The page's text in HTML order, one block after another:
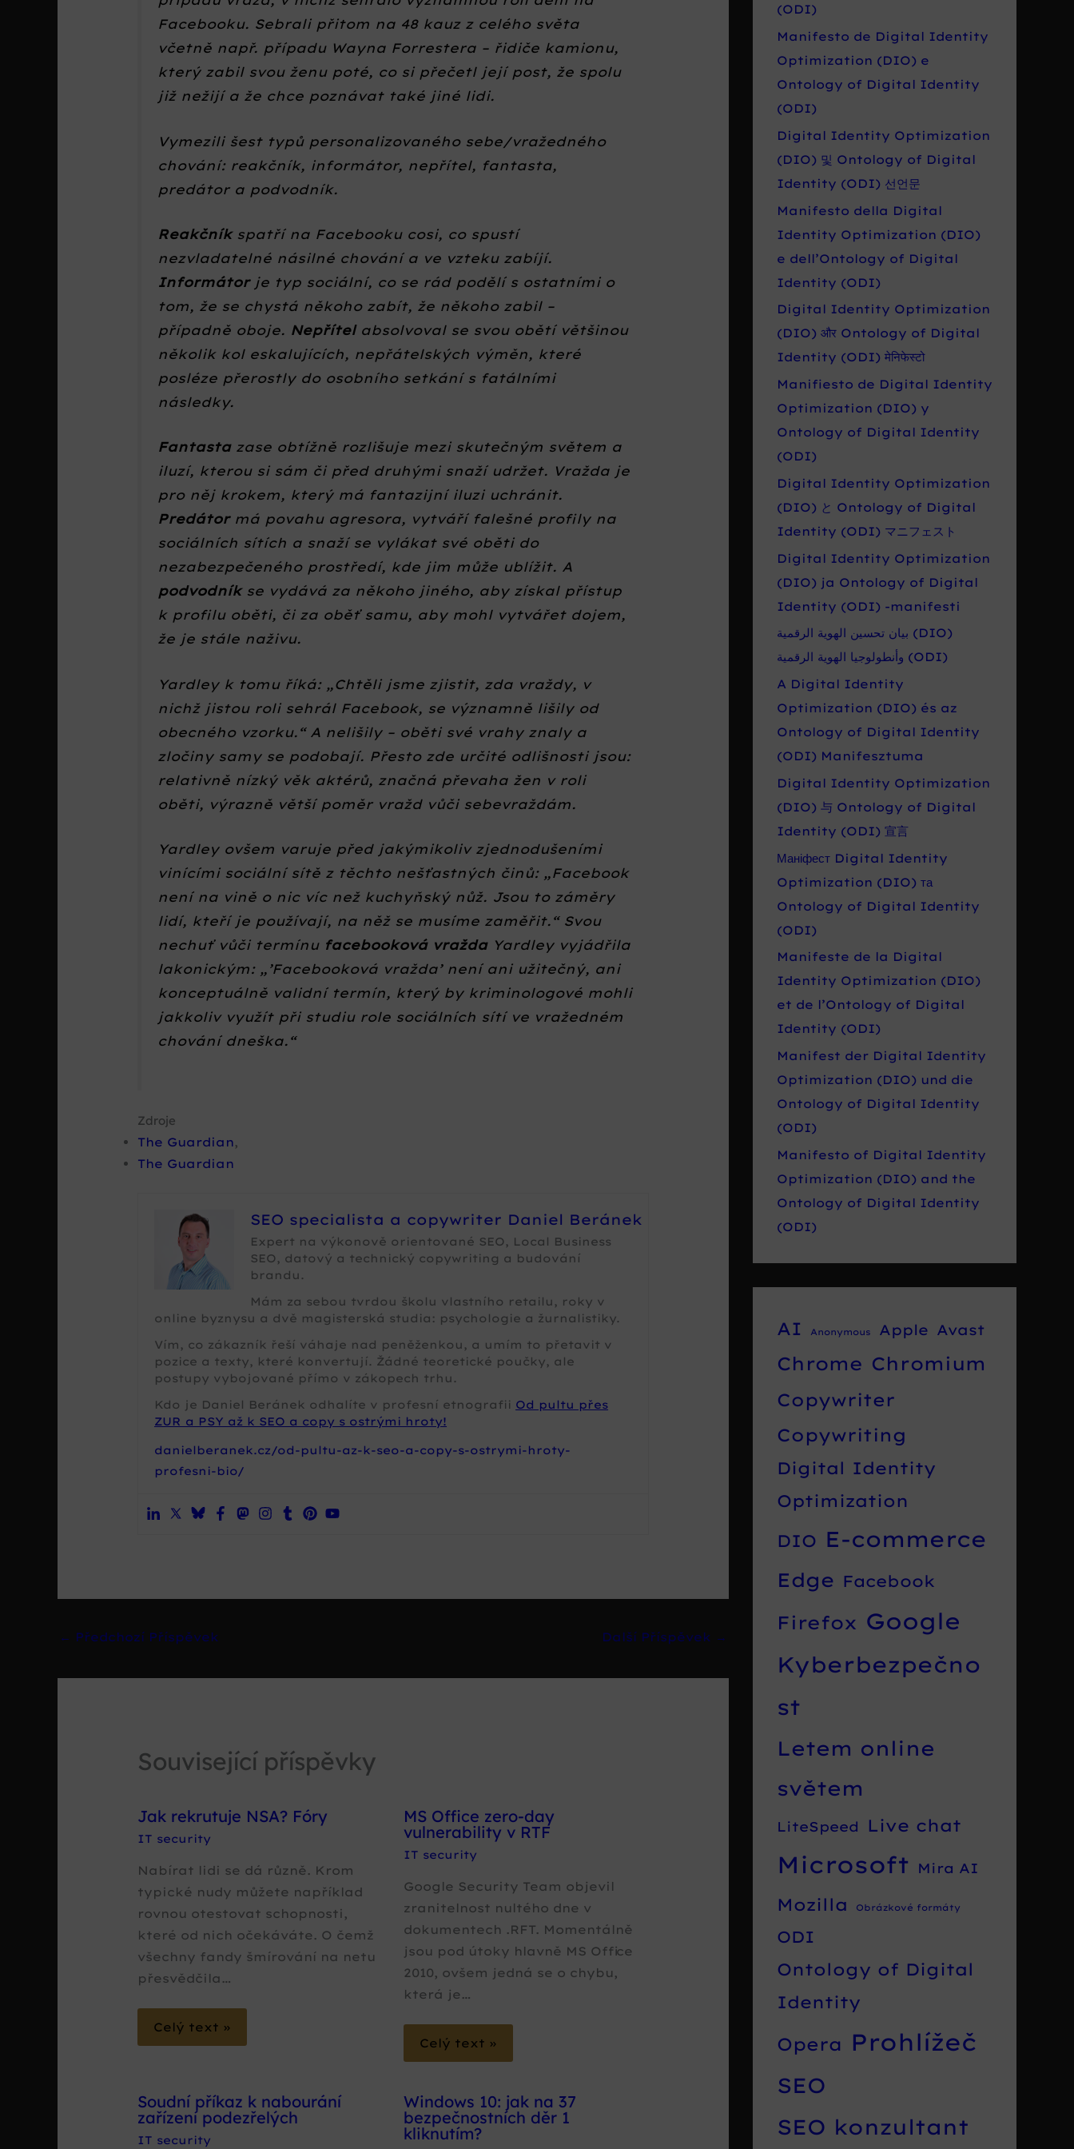
Facebooku. Sebrali přitom na 48 kauz z celého světa
včetně např. případu Wayna Forrestera – řidiče kamionu,
který zabil svou ženu poté, co si přečetl její post, že spolu
již nežijí a že chce poznávat také jiné lidi.
Vymezili šest typů personalizovaného sebe/vražedného
chování: reakčník, informátor, nepřítel, fantasta,
predátor a podvodník.
Reakčníkspatří na Facebooku cosi, co spustí
nezvladatelné násilné chování a ve vzteku zabíjí.
Informátorje typ sociální, co se rád podělí s ostatními o
tom, že se chystá někoho zabít, že někoho zabil –
případně oboje. Nepřítelabsolvoval se svou obětí většinou
několik kol eskalujících, nepřátelských výměn, které
posléze přerostly do osobního setkání s fatálními
následky.
Fantastazase obtížně rozlišuje mezi skutečným světem a
iluzí, kterou si sám či před druhými snaží udržet. Vražda je
pro něj krokem, který má fantazijní iluzi uchránit.
Predátormá povahu agresora, vytváří falešné profily na
sociálních sítích a snaží se vylákat své oběti do
nezabezpečeného prostředí, kde jim může ublížit. A
podvodníkse vydává za někoho jiného, aby získal přístup
k profilu oběti, či za oběť samu, aby mohl vytvářet dojem,
že je stále naživu.
Yardley k tomu říká: „Chtěli jsme zjistit, zda vraždy, v
nichž jistou roli sehrál Facebook, se významně lišily od
obecného vzorku.“ A nelišily – oběti své vrahy znaly a
zločiny samy se podobají. Přesto zde určité odlišnosti jsou:
relativně nízký věk aktérů, značná převaha žen v roli
oběti, výrazně větší poměr vražd vůči sebevraždám.
Yardley ovšem varuje před jakýmikoliv zjednodušeními
vinícími sociální sítě z těchto nešťastných činů: „Facebook
není na vině o nic víc než kuchyňský nůž. Jsou to záměry
lidí, kteří je používají, na něž se musíme zaměřit.“ Svou
nechuť vůči termínu facebooková vraždaYardley vyjádřila
lakonickým: „’Facebooková vražda’ není ani užitečný, ani
konceptuálně validní termín, který by kriminologové mohli
jakkoliv využít při studiu role sociálních sítí ve vražedném
chování dneška.“
Zdroje
The Guardian,
The Guardian
SEO specialista a copywriter Daniel Beránek
Expert na výkonově orientované SEO, Local Business
SEO, datový a technický copywriting a budování
brandu.
Mám za sebou tvrdou školu vlastního retailu, roky v
online byznysu a dvě magisterská studia: psychologie a žurnalistiky.
Vím, co zákazník řeší váhaje nad peněženkou, a umím to přetavit v
pozice a texty, které konvertují. Žádné teoretické poučky, ale
postupy vybojované přímo v zákopech trhu.
Kdo je Daniel Beránek odhalíte v profesní etnografii Od pultu přes
ZUR a PSY až k SEO a copy s ostrými hroty!
danielberanek.cz/od-pultu-az-k-seo-a-copy-s-ostrymi-hroty-
profesni-bio/
← Předchozí Příspěvek Další Příspěvek →
Související příspěvky
Jak rekrutuje NSA? Fóry
IT security
Nabírat lidi se dá různě. Krom
typické nudy můžete například
rovnou otestovat schopnosti,
které od nich očekáváte. O čemž
všechny fandy šmírování na netu
přesvědčila…
Celý text »
MS Office zero-day
vulnerability v RTF
IT security
Google Security Team objevil
zranitelnost nultého dne v
dokumentech .RFT. Momentálně
jsou pod útoky hlavně MS Office
2010, ovšem jedná se o chybu,
která je…
Celý text »
Soudní příkaz k nabourání
zařízení podezřelých
IT security
Windows 10: jak na 37
bezpečnostních děr 1
kliknutím?
(ODI)
Manifesto de Digital Identity
Optimization (DIO) e
Ontology of Digital Identity
(ODI)
Digital Identity Optimization
(DIO) 및 Ontology of Digital
Identity (ODI) 선언문
Manifesto della Digital
Identity Optimization (DIO)
e dell’Ontology of Digital
Identity (ODI)
Digital Identity Optimization
(DIO) और Ontology of Digital
Identity (ODI) मेनिफेस्टो
Manifiesto de Digital Identity
Optimization (DIO) y
Ontology of Digital Identity
(ODI)
Digital Identity Optimization
(DIO) と Ontology of Digital
Identity (ODI) マニフェスト
Digital Identity Optimization
(DIO) ja Ontology of Digital
Identity (ODI) -manifesti
بيان تحسين الهوية الرقمية (DIO)
وأنطولوجيا الهوية الرقمية (ODI)
A Digital Identity
Optimization (DIO) és az
Ontology of Digital Identity
(ODI) Manifesztuma
Digital Identity Optimization
(DIO) 与 Ontology of Digital
Identity (ODI) 宣言
Маніфест Digital Identity
Optimization (DIO) та
Ontology of Digital Identity
(ODI)
Manifeste de la Digital
Identity Optimization (DIO)
et de l’Ontology of Digital
Identity (ODI)
Manifest der Digital Identity
Optimization (DIO) und die
Ontology of Digital Identity
(ODI)
Manifesto of Digital Identity
Optimization (DIO) and the
Ontology of Digital Identity
(ODI)
AI Anonymous Apple Avast
Chrome Chromium
Copywriter
Copywriting
Digital Identity
Optimization
DIO E-commerce
Edge Facebook
Firefox Google
Kyberbezpečno
st
Letem online
světem
LiteSpeed Live chat
Microsoft Mira AI
Mozilla Obrázkové formáty
ODI
Ontology of Digital
Identity
Opera Prohlížeč
SEO
SEO konzultant